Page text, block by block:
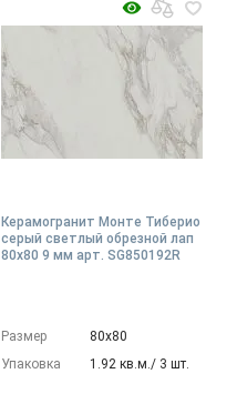
Керамогранит Монте Тиберио
серый светлый обрезной лап
80x80 9 мм арт. SG850192R
Размер
80х80
Упаковка
1.92 кв.м./ 3 шт.